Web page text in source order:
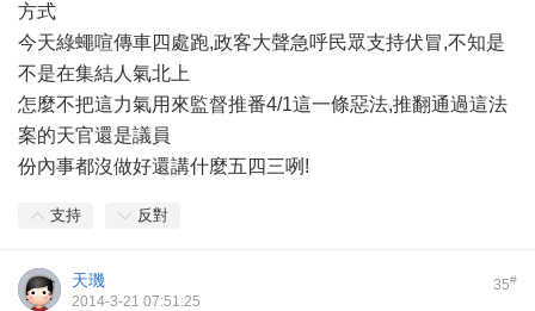
方式
今天綠蠅喧傳車四處跑,政客大聲急呼民眾支持伏冒,不知是
不是在集結人氣北上
怎麼不把這力氣用來監督推番4/1這一條惡法,推翻通過這法
案的天官還是議員
份內事都沒做好還講什麼五四三咧!
支持 反對
35#
天璣
2014-3-21 07:51:25